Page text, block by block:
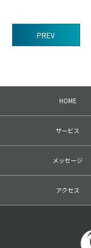
の
へ
ン
PREV
HOME
サービス
メッセージ
アクセス